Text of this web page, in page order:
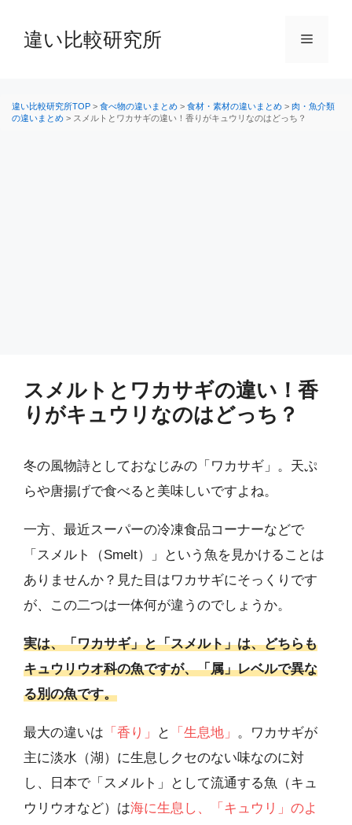
へ
違い比較研究所 メ
違い比較研究所TOP > 食べ物の違いまとめ > 食材・素材の違いまとめ > 肉・魚介類
の違いまとめ > スメルトとワカサギの違い！香りがキュウリなのはどっち？
スメルトとワカサギの違い！香
りがキュウリなのはどっち？
冬の風物詩としておなじみの「ワカサギ」。天ぷ
らや唐揚げで食べると美味しいですよね。
一方、最近スーパーの冷凍食品コーナーなどで
「スメルト（Smelt）」という魚を見かけることは
ありませんか？見た目はワカサギにそっくりです
が、この二つは一体何が違うのでしょうか。
実は、「ワカサギ」と「スメルト」は、どちらも
キュウリウオ科の魚ですが、「属」レベルで異な
る別の魚です。
最大の違いは 「香り」 と 「生息地」 。ワカサギが
主に淡水（湖）に生息しクセのない味なのに対
し、日本で「スメルト」として流通する魚（キュ
ウリウオなど）は海に生息し、「キュウリ」のよ